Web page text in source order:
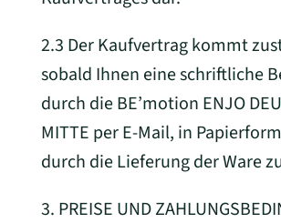
2.3 Der Kaufvertrag kommt
sobald Ihnen eine schriftliche
durch die BE’motion ENJO
MITTE per E-Mail, in
durch die Lieferung der Ware
3. PREISE UND